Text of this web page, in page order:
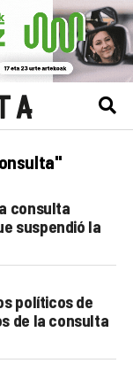
consulta
suspendió la
políticos de
de la consulta